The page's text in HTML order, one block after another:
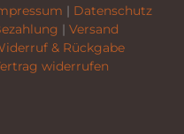
| Datenschutz
| Versand
& Rückgabe
widerrufen